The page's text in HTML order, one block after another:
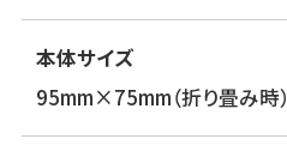
本体サイズ
95mm×75mm（折り畳み時）